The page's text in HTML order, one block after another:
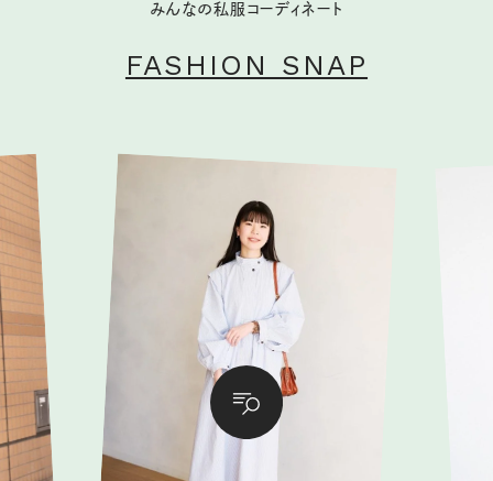
みんなの私服コーディネート
FASHION SNAP